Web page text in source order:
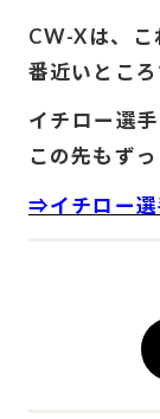
CW-Xは、こ
番近いところ
イチロー選
この先もず
⇒イチロー選